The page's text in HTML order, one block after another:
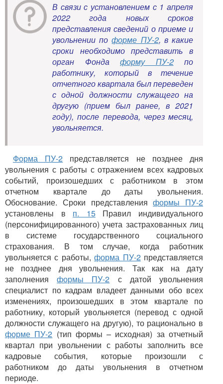
В связи с установлением с 1 апреля
2022 года новых сроков
представления сведений о приеме и
увольнении поформе ПУ-2, в какие
сроки необходимо представить в
орган Фонда форму ПУ-2по
работнику, который в течение
отчетного квартала был переведен
с одной должности служащего на
другую (прием был ранее, в 2021
году), после перевода, через месяц,
увольняется.
Форма ПУ-2 представляется не позднее дня
увольнения с работы с отражением всех кадровых
событий, произошедших с работником в этом
отчетном квартале до даты увольнения.
Обоснование. Сроки представленияформы ПУ-2
установлены в п. 15Правил индивидуального
(персонифицированного) учета застрахованных лиц
в системе государственного социального
страхования. В том случае, когда работник
увольняется с работы,форма ПУ-2представляется
не позднее дня увольнения. Так как на дату
заполненияформы ПУ-2 с датой увольнения
специалист по кадрам владеет данными обо всех
изменениях, произошедших в этом квартале по
работнику, который увольняется (перевод с одной
должности служащего на другую), то рационально в
форме ПУ-2 (тип формы – исходная) за отчетный
квартал при увольнении с работы заполнить все
кадровые события, которые произошли с
работником до даты увольнения в отчетном
периоде.